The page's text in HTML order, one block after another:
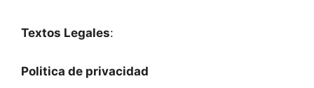
Textos Legales:
Politica de privacidad